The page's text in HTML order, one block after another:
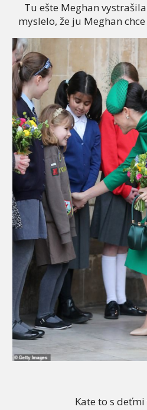
Tu ešte Meghan
myslelo, že ju Meghan
Kate to s